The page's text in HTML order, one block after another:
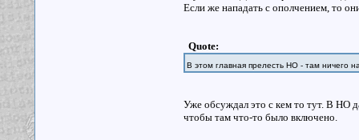
Если же нападать с ополчением, то
Quote:
В этом главная прелесть НО - там ничего
Уже обсуждал это с кем то тут. В НО
чтобы там что-то было включено.